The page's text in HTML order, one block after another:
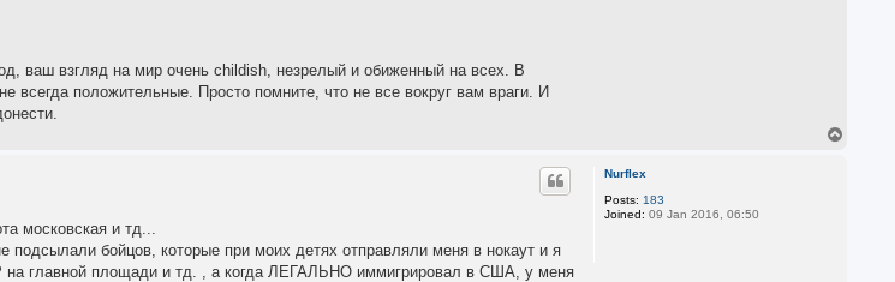
ваш взгляд на мир очень childish, незрелый и обиженный на всех. В
всегда положительные. Просто помните, что не все вокруг вам враги. И
Nurflex
Posts: 183
Joined: 09 Jan 2016, 06:50
московская и тд...
подсылали бойцов, которые при моих детях отправляли меня в нокаут и я
главной площади и тд. , а когда ЛЕГАЛЬНО иммигрировал в США, у меня